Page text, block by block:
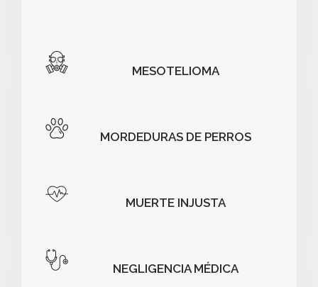
MESOTELIOMA
MORDEDURAS DE PERROS
MUERTE INJUSTA
NEGLIGENCIA MÉDICA